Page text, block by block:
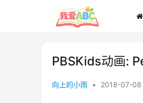
PBSKids动画:
向上的小雨 • 2018-07-08